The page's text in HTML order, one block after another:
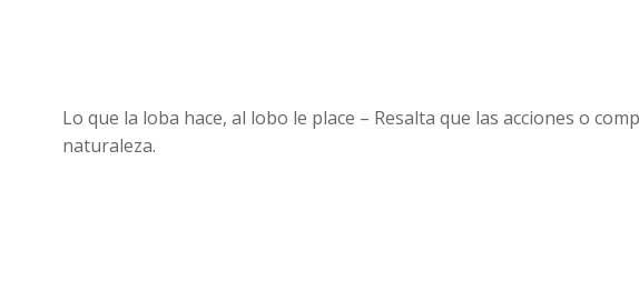
Lo que la loba hace, al lobo le place – Resalta que las acciones o
naturaleza.